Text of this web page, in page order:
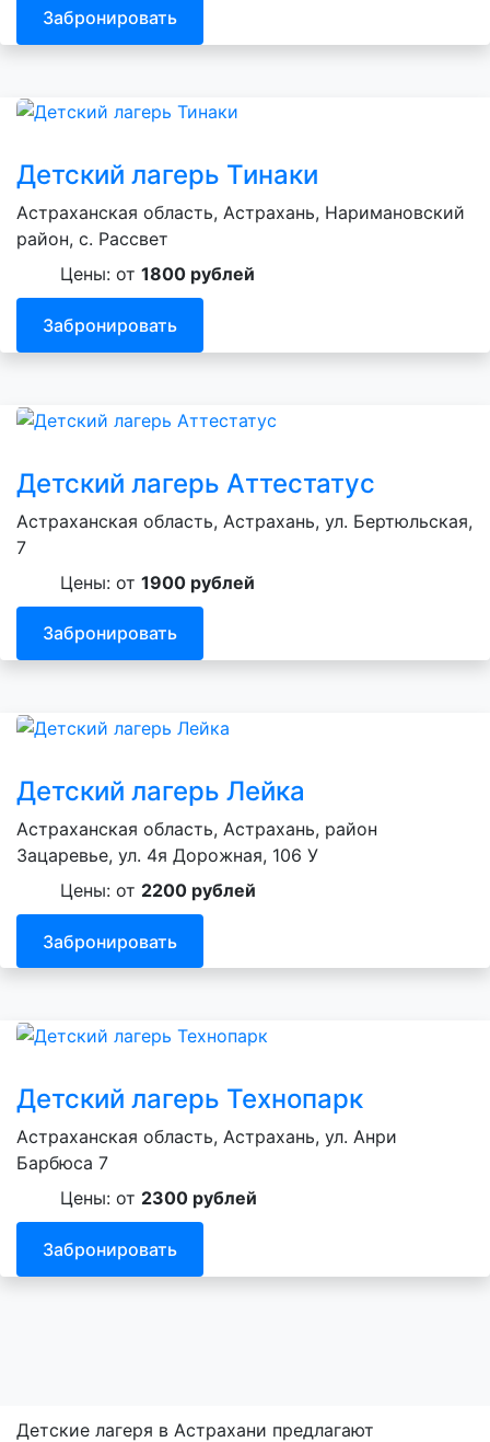
Забронировать
Детский лагерь Тинаки
Астраханская область, Астрахань, Наримановский
район, с. Рассвет
Цены: от 1800 рублей
Забронировать
Детский лагерь Аттестатус
Астраханская область, Астрахань, ул. Бертюльская,
7
Цены: от 1900 рублей
Забронировать
Детский лагерь Лейка
Астраханская область, Астрахань, район
Зацаревье, ул. 4я Дорожная, 106 У
Цены: от 2200 рублей
Забронировать
Детский лагерь Технопарк
Астраханская область, Астрахань, ул. Анри
Барбюса 7
Цены: от 2300 рублей
Забронировать
Детские лагеря в Астрахани предлагают